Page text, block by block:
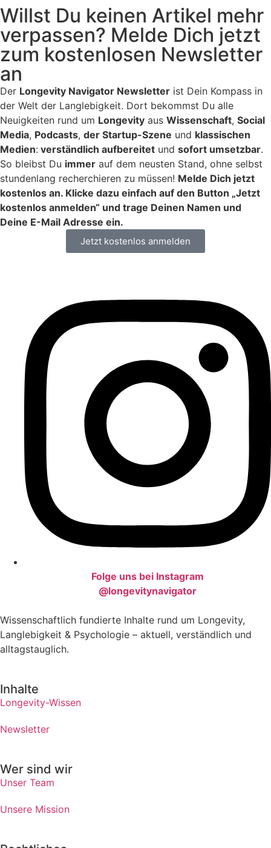
Willst Du keinen Artikel mehr
verpassen? Melde Dich jetzt
zum kostenlosen Newsletter
an
Der Longevity Navigator Newsletter ist Dein Kompass in
der Welt der Langlebigkeit. Dort bekommst Du alle
Neuigkeiten rund um Longevity aus Wissenschaft, Social
Media, Podcasts, der Startup-Szene und klassischen
Medien: verständlich aufbereitet und sofort umsetzbar.
So bleibst Du immer auf dem neusten Stand, ohne selbst
stundenlang recherchieren zu müssen! Melde Dich jetzt
kostenlos an. Klicke dazu einfach auf den Button „Jetzt
kostenlos anmelden“ und trage Deinen Namen und
Deine E-Mail Adresse ein.
Jetzt kostenlos anmelden
Folge uns bei Instagram
@longevitynavigator
Wissenschaftlich fundierte Inhalte rund um Longevity,
Langlebigkeit & Psychologie – aktuell, verständlich und
alltagstauglich.
Inhalte
Longevity-Wissen
Newsletter
Wer sind wir
Unser Team
Unsere Mission